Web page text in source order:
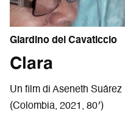
Giardino del Cavaticcio
Clara
Un film di Aseneth Suárez
(Colombia, 2021, 80′)